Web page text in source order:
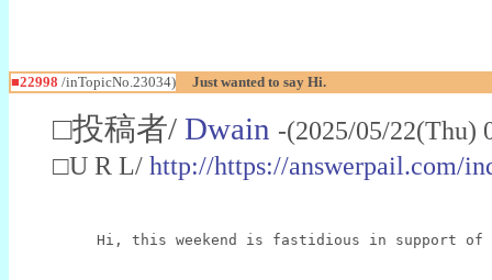
■22998 /inTopicNo.23034) Just wanted to say Hi.
□投稿者/ Dwain -(2025/05/
□U R L/ http://https://answerpail.com/
Hi, this weekend is fastidious in support of